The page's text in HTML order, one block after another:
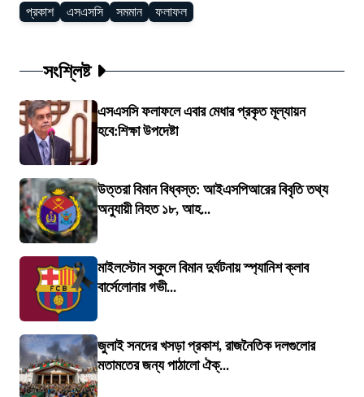
প্রকাশ এসএসসি সমমান ফলাফল
সংশ্লিষ্ট
এসএসসি ফলাফলে এবার মেধার প্রকৃত মূল্যায়ন
হবে:শিক্ষা উপদেষ্টা
উত্তরা বিমান বিধ্বস্ত: আইএসপিআরের বিবৃতি তথ্য
অনুযায়ী নিহত ১৮, আহ...
মাইলস্টোন স্কুলে বিমান দুর্ঘটনায় স্প্যানিশ ক্লাব
বার্সেলোনার গভী...
জুলাই সনদের খসড়া প্রকাশ, রাজনৈতিক দলগুলোর
মতামতের জন্য পাঠালো ঐক্...